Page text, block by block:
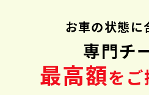
お車の状態に
専門チ
最高額をご